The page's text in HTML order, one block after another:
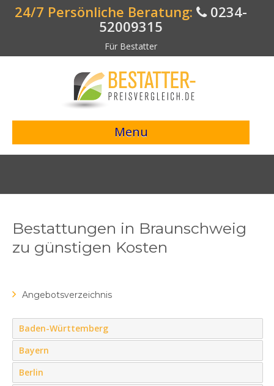
24/7 Persönliche Beratung:
0234-
52009315
Für Bestatter
Menu
> Preisvergleich starten <
Bestattungsvorsorge
Bestattungen in Braunschweig
zu günstigen Kosten
Angebotsverzeichnis
Baden-Württemberg
Bayern
Berlin